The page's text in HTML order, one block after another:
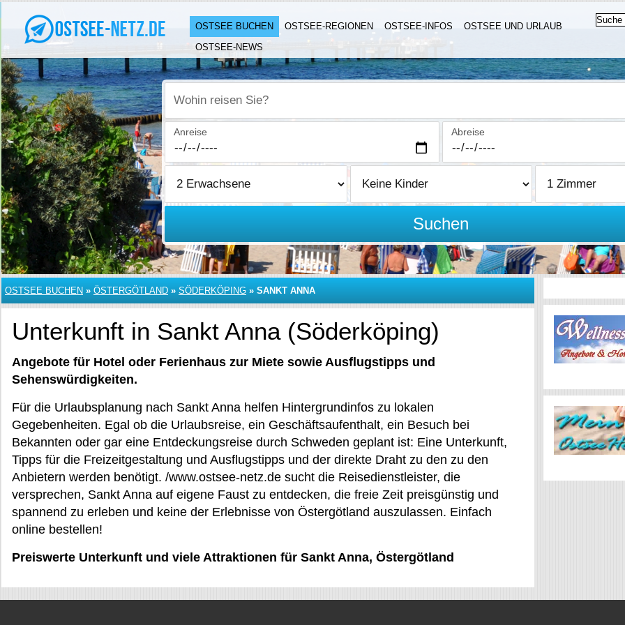
OSTSEE BUCHEN OSTSEE-REGIONEN OSTSEE-INFOS
OSTSEE UND URLAUB
OSTSEE-NEWS
Wohin reisen Sie?
Anreise Abreise
Suchen
OSTSEE BUCHEN » ÖSTERGÖTLAND » SÖDERKÖPING » SANKT ANNA
Unterkunft in Sankt Anna (Söderköping)
Angebote für Hotel oder Ferienhaus zur Miete sowie Ausflugstipps und
Sehenswürdigkeiten.
Für die Urlaubsplanung nach Sankt Anna helfen Hintergrundinfos zu lokalen
Gegebenheiten. Egal ob die Urlaubsreise, ein Geschäftsaufenthalt, ein Besuch bei
Bekannten oder gar eine Entdeckungsreise durch Schweden geplant ist: Eine Unterkunft,
Tipps für die Freizeitgestaltung und Ausflugstipps und der direkte Draht zu den zu den
Anbietern werden benötigt. /www.ostsee-netz.de sucht die Reisedienstleister, die
versprechen, Sankt Anna auf eigene Faust zu entdecken, die freie Zeit preisgünstig und
spannend zu erleben und keine der Erlebnisse von Östergötland auszulassen. Einfach
online bestellen!
Preiswerte Unterkunft und viele Attraktionen für Sankt Anna, Östergötland